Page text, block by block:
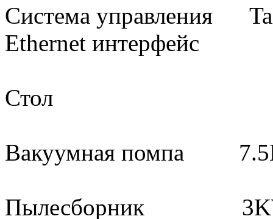
Система управления
Ethernet интерфейс
Стол
Вакуумная помпа
Пылесборник 3KW,